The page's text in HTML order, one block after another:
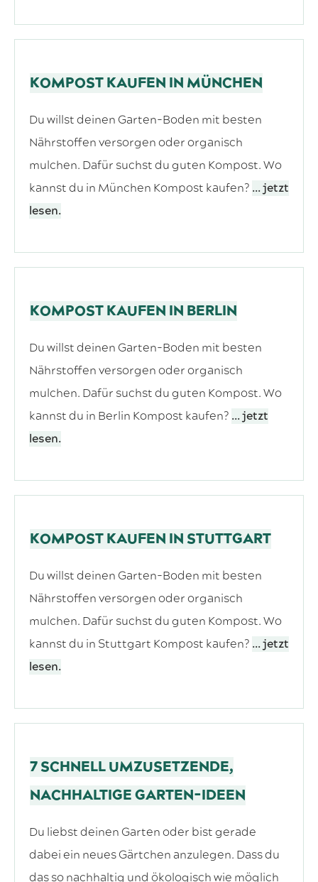
KOMPOST KAUFEN IN MÜNCHEN
Du willst deinen Garten-Boden mit besten
Nährstoffen versorgen oder organisch
mulchen. Dafür suchst du guten Kompost. Wo
kannst du in München Kompost kaufen? ... jetzt
lesen.
KOMPOST KAUFEN IN BERLIN
Du willst deinen Garten-Boden mit besten
Nährstoffen versorgen oder organisch
mulchen. Dafür suchst du guten Kompost. Wo
kannst du in Berlin Kompost kaufen? ... jetzt
lesen.
KOMPOST KAUFEN IN STUTTGART
Du willst deinen Garten-Boden mit besten
Nährstoffen versorgen oder organisch
mulchen. Dafür suchst du guten Kompost. Wo
kannst du in Stuttgart Kompost kaufen? ... jetzt
lesen.
7 SCHNELL UMZUSETZENDE,
NACHHALTIGE GARTEN-IDEEN
Du liebst deinen Garten oder bist gerade
dabei ein neues Gärtchen anzulegen. Dass du
das so nachhaltig und ökologisch wie möglich